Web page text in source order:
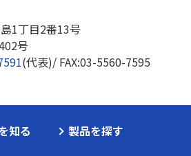
1丁目2番13号
号
(代表)/ FAX:03-5560-7595
知る 製品を探す